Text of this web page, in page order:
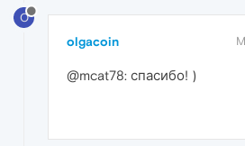
O
olgacoin
@mcat78: спасибо! )